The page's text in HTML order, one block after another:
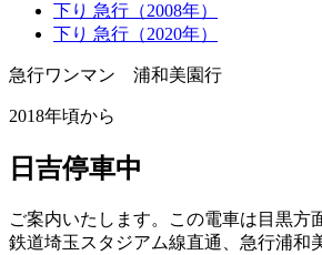
下り 急行（2008年）
下り 急行（2020年）
急行ワンマン 浦和美園行
2018年頃から
日吉停車中
ご案内いたします。この電車は目黒方
鉄道埼玉スタジアム線直通、急行浦和